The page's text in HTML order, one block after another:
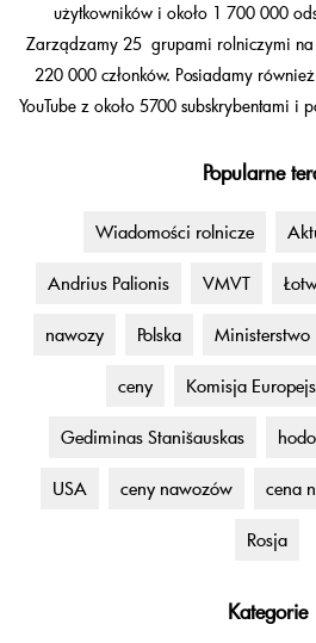
użytkowników i około 1 700 000
Zarządzamy 25 grupami rolniczymi na
220 000 członków. Posiadamy
YouTube z około 5700 subskrybentami i
Popularne
Wiadomości rolnicze
Andrius Palionis VMVT
nawozy Polska Ministerstwo
ceny Komisja
Gediminas Stanišauskas
USA ceny nawozów cena
Rosja
Kategorie